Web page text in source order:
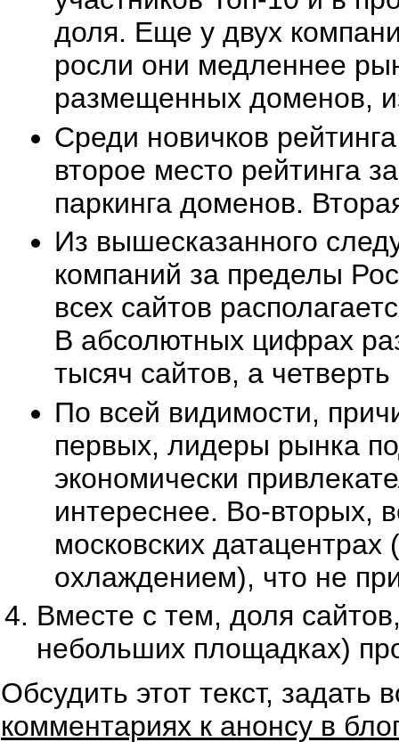
доля. Еще у двух
росли они медленнее
размещенных доменов,
Среди новичков
второе место рейтинга
паркинга доменов.
Из вышесказанного
компаний за пределы
всех сайтов
В абсолютных цифрах
тысяч сайтов, а
По всей видимости,
первых, лидеры рынка
экономически
интереснее. Во-вторых,
московских
охлаждением), что не
Вместе с тем, доля
небольших площадках)
Обсудить этот текст,
комментариях к анонсу в